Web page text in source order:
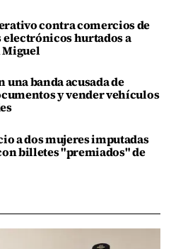
contra comercios de
hurtados a
Miguel
una banda acusada de
y vender vehículos
a dos mujeres imputadas
billetes "premiados" de